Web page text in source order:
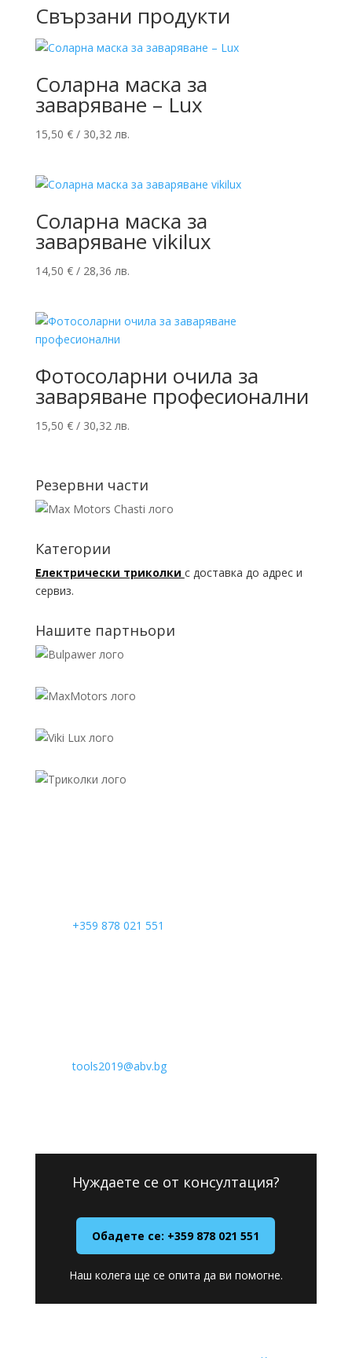
Свързани продукти
Соларна маска за
заваряване – Lux
15,50 €/ 30,32 лв.
Соларна маска за
заваряване vikilux
14,50 €/ 28,36 лв.
Фотосоларни очила за
заваряване професионални
15,50 €/ 30,32 лв.
Резервни части
Категории
Електрически триколки с доставка до адрес и
сервиз.
Нашите партньори
+359 878 021 551
tools2019@abv.bg
Нуждаете се от консултация?
Обадете се: +359 878 021 551
Наш колега ще се опита да ви помогне.